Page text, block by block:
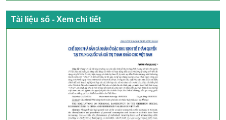
Tài liệu số - Xem chi tiết